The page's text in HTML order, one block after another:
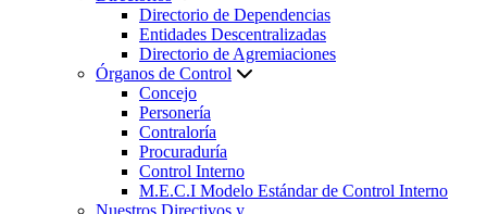
Directorio de Dependencias
Entidades Descentralizadas
Directorio de Agremiaciones
Órganos de Control
Concejo
Personería
Contraloría
Procuraduría
Control Interno
M.E.C.I Modelo Estándar de Control Interno
Nuestros Directivos y